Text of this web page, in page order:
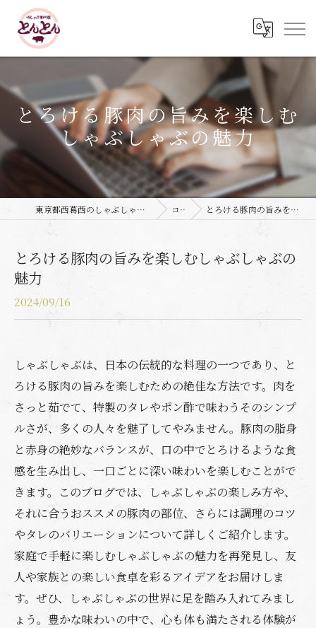
とろける豚肉の旨みを楽しむ
しゃぶしゃぶの魅力
東京都西葛西のしゃぶしゃぶなら豚しゃぶ専門店 とんとん コラム とろける豚肉の旨みを楽しむしゃぶしゃぶの魅力
とろける豚肉の旨みを楽しむしゃぶしゃぶの
魅力
2024/09/16
しゃぶしゃぶは、日本の伝統的な料理の一つであり、と
ろける豚肉の旨みを楽しむための絶佳な方法です。肉を
さっと茹でて、特製のタレやポン酢で味わうそのシンプ
ルさが、多くの人々を魅了してやみません。豚肉の脂身
と赤身の絶妙なバランスが、口の中でとろけるような食
感を生み出し、一口ごとに深い味わいを楽しむことがで
きます。このブログでは、しゃぶしゃぶの楽しみ方や、
それに合うおススメの豚肉の部位、さらには調理のコツ
やタレのバリエーションについて詳しくご紹介します。
家庭で手軽に楽しむしゃぶしゃぶの魅力を再発見し、友
人や家族との楽しい食卓を彩るアイデアをお届けしま
す。ぜひ、しゃぶしゃぶの世界に足を踏み入れてみまし
ょう。豊かな味わいの中で、心も体も満たされる体験が